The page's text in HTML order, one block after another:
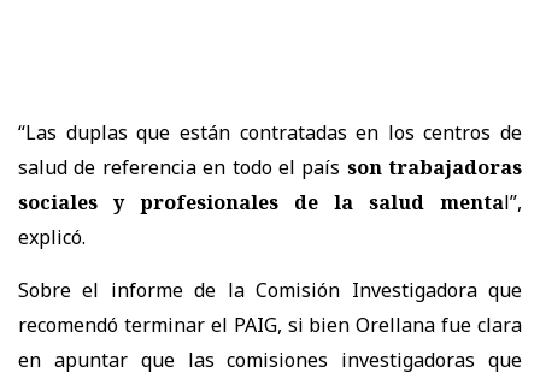
“Las duplas que están contratadas en los centros de
salud de referencia en todo el país son trabajadoras
sociales y profesionales de la salud mental”,
explicó.
Sobre el informe de la Comisión Investigadora que
recomendó terminar el PAIG, si bien Orellana fue clara
en apuntar que las comisiones investigadoras que